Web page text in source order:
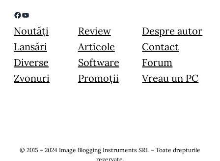
Facebook YouTube
Noutăți
Lansări
Diverse
Zvonuri
Review
Articole
Software
Promoții
Despre autor
Contact
Forum
Vreau un PC
© 2015 – 2024 Image Blogging Instruments SRL – Toate drepturile
rezervate.